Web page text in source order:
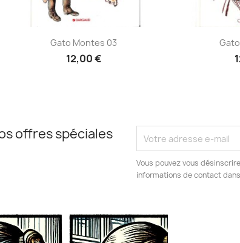
Aperçu rapide
Gato Montes 03
12,00 €

offres spéciales
Vous pouvez vous
informations de contact